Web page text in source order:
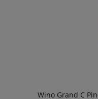
Wino Grand C